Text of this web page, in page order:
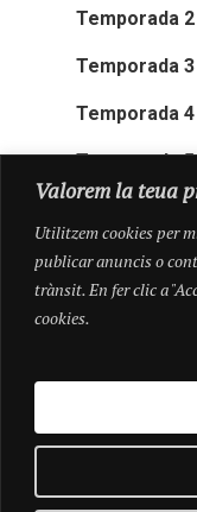
Valorem la teua
Utilitzem cookies per
publicar anuncis o
trànsit. En fer clic a
cookies.
Temporada 2
Temporada 3
Temporada 4
Temporada 5